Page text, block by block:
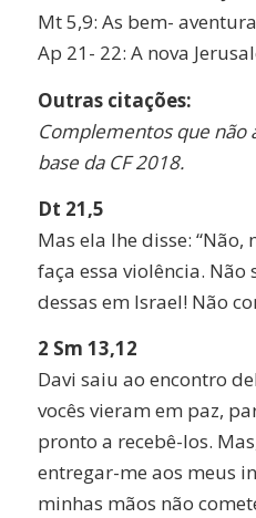
Mt 5,9: As bem-
Ap 21- 22: A nova
Outras citações:
Complementos que não
base da CF 2018.
Dt 21,5
Mas ela lhe disse:
faça essa violência. Não
dessas em Israel! Não
2 Sm 13,12
Davi saiu ao encontro
vocês vieram em paz,
pronto a recebê-los.
entregar-me aos meus
minhas mãos não